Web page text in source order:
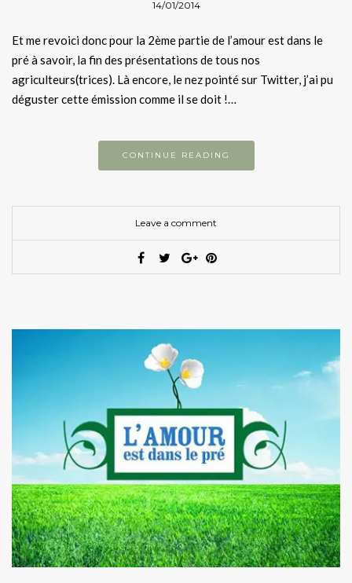
14/01/2014
Et me revoici donc pour la 2ème partie de l’amour est dans le
pré à savoir, la fin des présentations de tous nos
agriculteurs(trices). Là encore, le nez pointé sur Twitter, j’ai pu
déguster cette émission comme il se doit !…
CONTINUE READING
Leave a comment